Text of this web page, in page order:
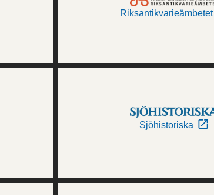
Riksantikvarieämbetet
Sjöhistoriska